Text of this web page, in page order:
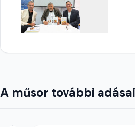
A műsor további adásai